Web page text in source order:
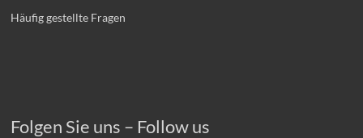
Häufig gestellte Fragen
Folgen Sie uns – Follow us